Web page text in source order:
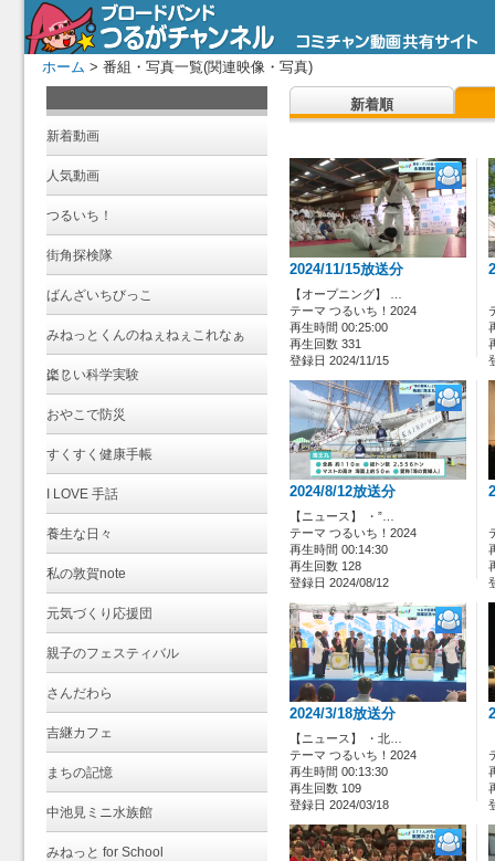
ホーム > 番組・写真一覧(関連映像・写真)
新着動画
人気動画
つるいち！
街角探検隊
ばんざいちびっこ
みねっとくんのねぇねぇこれなぁ
に？
楽しい科学実験
おやこで防災
すくすく健康手帳
I LOVE 手話
養生な日々
私の敦賀note
元気づくり応援団
親子のフェスティバル
さんだわら
吉継カフェ
まちの記憶
中池見ミニ水族館
みねっと for School
新着順
2024/11/15放送分
【オープニング】 …
テーマ つるいち！2024
再生時間 00:25:00
再生回数 331
登録日 2024/11/15
2024/8/12放送分
【ニュース】 ・”…
テーマ つるいち！2024
再生時間 00:14:30
再生回数 128
登録日 2024/08/12
2024/3/18放送分
【ニュース】 ・北…
テーマ つるいち！2024
再生時間 00:13:30
再生回数 109
登録日 2024/03/18